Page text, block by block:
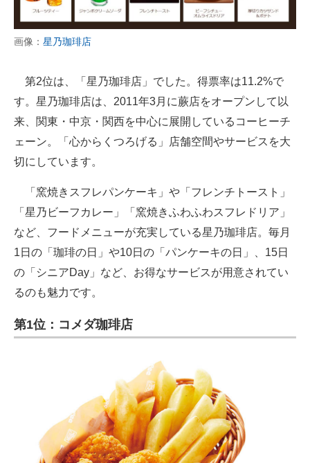
画像： 星乃珈琲店
第2位は、「星乃珈琲店」でした。得票率は11.2%で
す。星乃珈琲店は、2011年3月に蕨店をオープンして以
来、関東・中京・関西を中心に展開しているコーヒーチ
ェーン。「心からくつろげる」店舗空間やサービスを大
切にしています。
「窯焼きスフレパンケーキ」や「フレンチトースト」
「星乃ビーフカレー」「窯焼きふわふわスフレドリア」
など、フードメニューが充実している星乃珈琲店。毎月
1日の「珈琲の日」や10日の「パンケーキの日」、15日
の「シニアDay」など、お得なサービスが用意されてい
るのも魅力です。
第1位：コメダ珈琲店